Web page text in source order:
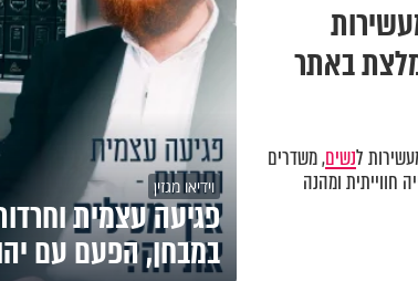
באתר
לנשים, משדרים
חווייתית ומהנה
וידיאו מגזין
פגיעה עצמית
במבחן, הפעם עם